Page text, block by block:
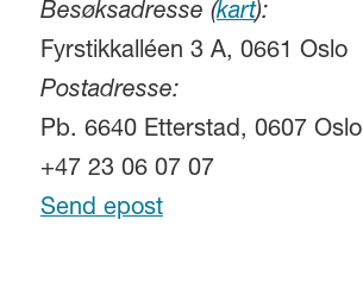
Besøksadresse (kart):
Fyrstikkalléen 3 A, 0661 Oslo
Postadresse:
Pb. 6640 Etterstad, 0607 Oslo
+47 23 06 07 07
Send epost